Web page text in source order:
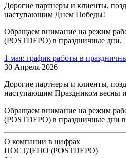
Дорогие партнеры и клиенты,
наступающим Днем Победы!
Обращаем внимание на режим
(POSTDEPO) в праздничные дни.
1 мая: график работы в
30 Апреля 2026
Дорогие партнеры и клиенты,
наступающим Праздником весны
Обращаем внимание на режим
(POSTDEPO) в праздничные дни в
О компании в цифрах
ПОСТДЕПО (POSTDEPO)